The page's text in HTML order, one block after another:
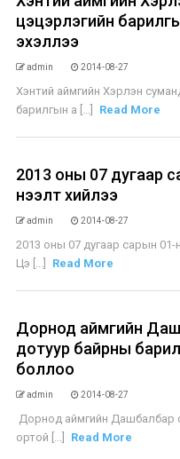
цэцэрлэгийн
эхэллээ
admin 2014-08-27
Хэнтий аймгийн Хэрлэн
барилгын а [...]
Read More
2013 оны 07 дугаар
нээлт хийлээ
admin 2014-08-27
2013 оны 07 дугаар сарын 01-
Цэ [...]
Read More
Дорнод аймгийн
дотуур байрны
боллоо
admin 2014-08-27
Дорнод аймгийн Дашбалбар
ортой [...]
Read More